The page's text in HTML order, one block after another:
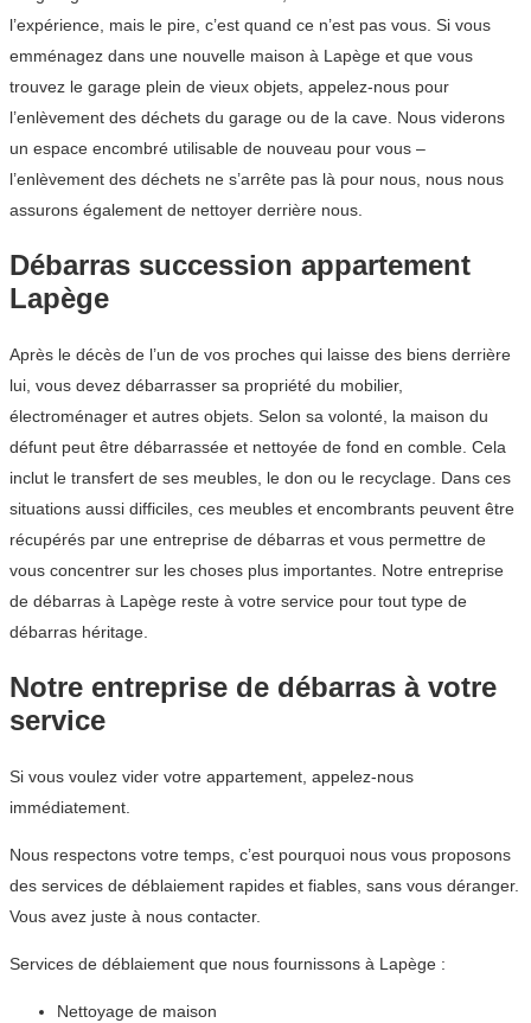
l’expérience, mais le pire, c’est quand ce n’est pas vous. Si vous
emménagez dans une nouvelle maison à Lapège et que vous
trouvez le garage plein de vieux objets, appelez-nous pour
l’enlèvement des déchets du garage ou de la cave. Nous viderons
un espace encombré utilisable de nouveau pour vous –
l’enlèvement des déchets ne s’arrête pas là pour nous, nous nous
assurons également de nettoyer derrière nous.
Débarras succession appartement
Lapège
Après le décès de l’un de vos proches qui laisse des biens derrière
lui, vous devez débarrasser sa propriété du mobilier,
électroménager et autres objets. Selon sa volonté, la maison du
défunt peut être débarrassée et nettoyée de fond en comble. Cela
inclut le transfert de ses meubles, le don ou le recyclage. Dans ces
situations aussi difficiles, ces meubles et encombrants peuvent être
récupérés par une entreprise de débarras et vous permettre de
vous concentrer sur les choses plus importantes. Notre entreprise
de débarras à Lapège reste à votre service pour tout type de
débarras héritage.
Notre entreprise de débarras à votre
service
Si vous voulez vider votre appartement, appelez-nous
immédiatement.
Nous respectons votre temps, c’est pourquoi nous vous proposons
des services de déblaiement rapides et fiables, sans vous déranger.
Vous avez juste à nous contacter.
Services de déblaiement que nous fournissons à Lapège :
Nettoyage de maison